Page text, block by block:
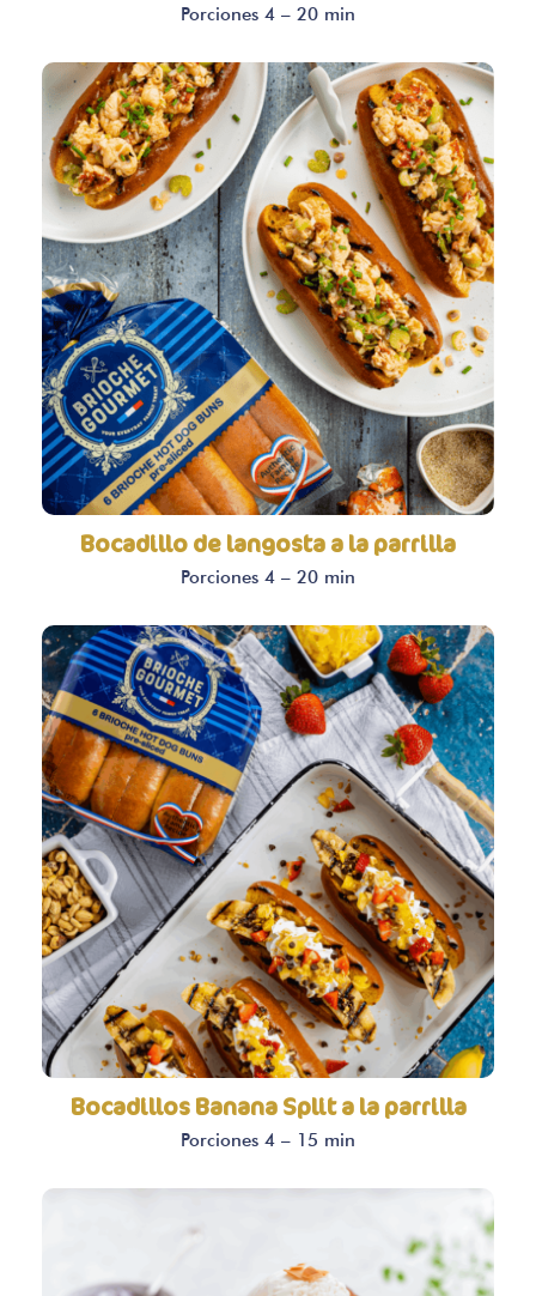
Porciones 4 – 20 min
Bocadillo de langosta a la parrilla
Porciones 4 – 20 min
Bocadillos Banana Split a la parrilla
Porciones 4 – 15 min